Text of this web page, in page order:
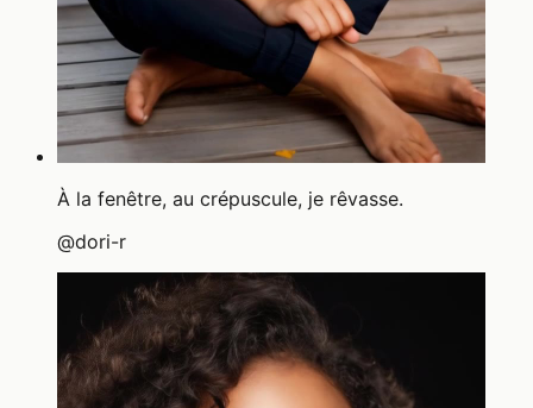
À la fenêtre, au crépuscule, je rêvasse.
@dori-r